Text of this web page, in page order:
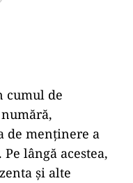
cumul de
de menținere a
lângă acestea,
și alte